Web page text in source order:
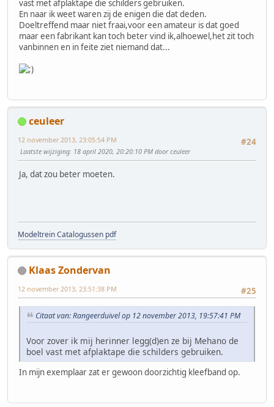
vast met afplaktape die schilders gebruiken.
En naar ik weet waren zij de enigen die dat deden.
Doeltreffend maar niet fraai,voor een amateur is dat goed
maar een fabrikant kan toch beter vind ik,alhoewel,het zit toch
vanbinnen en in feite ziet niemand dat...
ceuleer
#24
12 november 2013, 23:05:54 PM
Laatste wijziging: 18 april 2020, 20:20:10 PM door ceuleer
Ja, dat zou beter moeten.
Modeltrein Catalogussen pdf
Klaas Zondervan
#25
12 november 2013, 23:51:38 PM
Citaat van: Rangeerduivel op 12 november 2013, 19:57:41 PM
Voor zover ik mij herinner legg(d)en ze bij Mehano de
boel vast met afplaktape die schilders gebruiken.
In mijn exemplaar zat er gewoon doorzichtig kleefband op.